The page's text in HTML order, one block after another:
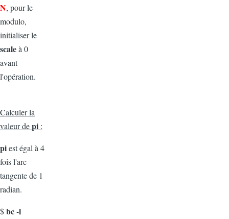
N, pour le
modulo,
initialiser le
scaleà 0
avant
l'opération.
Calculer la
valeur depi :
piest égal à 4
fois l'arc
tangente de 1
radian.
$bc -l